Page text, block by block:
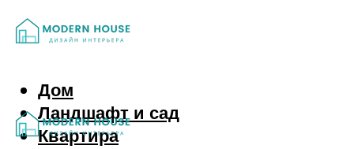
Дом
Ландшафт и сад
Квартира